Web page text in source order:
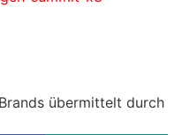
übermittelt durch